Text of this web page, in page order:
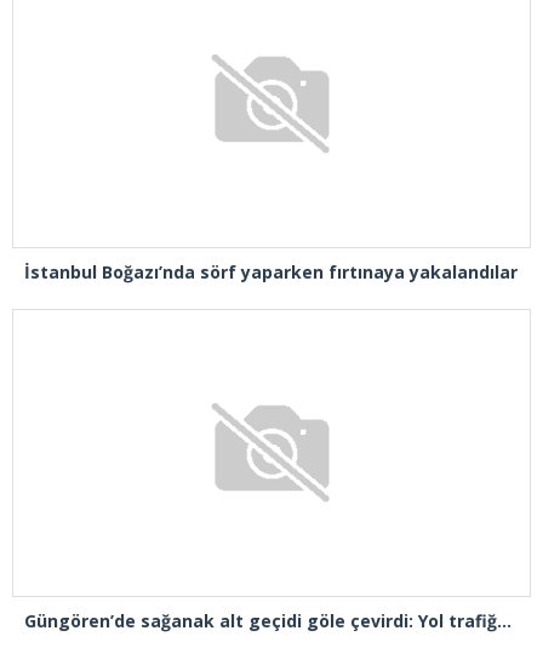
İstanbul Boğazı’nda sörf yaparken fırtınaya yakalandılar
Güngören’de sağanak alt geçidi göle çevirdi: Yol trafiğe kapatıldı